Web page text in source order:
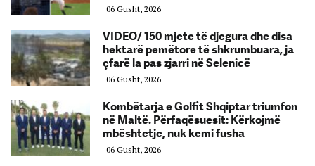
06 Gusht, 2026
VIDEO/ 150 mjete të djegura dhe disa
hektarë pemëtore të shkrumbuara, ja
çfarë la pas zjarri në Selenicë
06 Gusht, 2026
Kombëtarja e Golfit Shqiptar triumfon
në Maltë. Përfaqësuesit: Kërkojmë
mbështetje, nuk kemi fusha
06 Gusht, 2026